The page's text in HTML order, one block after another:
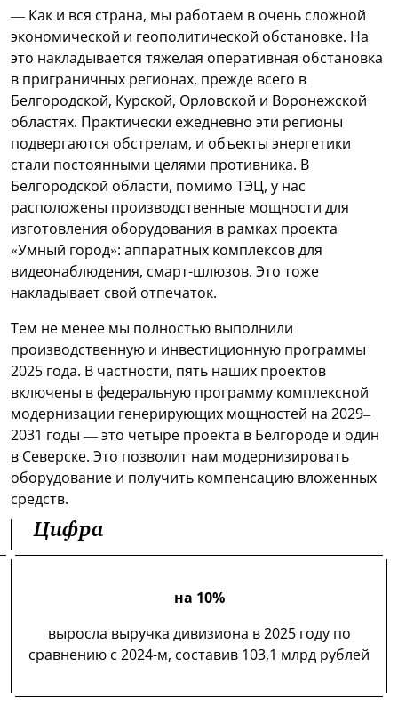
— Как и вся страна, мы работаем в очень сложной
экономической и геополитической обстановке. На
это накладывается тяжелая оперативная обстановка
в приграничных регионах, прежде всего в
Белгородской, Курской, Орловской и Воронежской
областях. Практически ежедневно эти регионы
подвергаются обстрелам, и объекты энергетики
стали постоянными целями противника. В
Белгородской области, помимо ТЭЦ, у нас
расположены производственные мощности для
изготовления оборудования в рамках проекта
«Умный город»: аппаратных комплексов для
видеонаблюдения, смарт-шлюзов. Это тоже
накладывает свой отпечаток.
Тем не менее мы полностью выполнили
производственную и инвестиционную программы
2025 года. В частности, пять наших проектов
включены в федеральную программу комплексной
модернизации генерирующих мощностей на 2029–
2031 годы — это четыре проекта в Белгороде и один
в Северске. Это позволит нам модернизировать
оборудование и получить компенсацию вложенных
средств.
на 10%
выросла выручка дивизиона в 2025 году по
сравнению с 2024-м, составив 103,1 млрд рублей
Цифра